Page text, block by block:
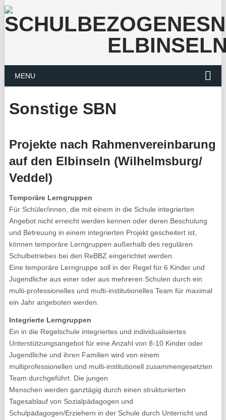
MENU
Sonstige SBN
Projekte nach Rahmenvereinbarung
auf den Elbinseln (Wilhelmsburg/
Veddel)
Temporäre Lerngruppen
Für Schüler/innen, die mit einem in die Schule integrierten
Angebot nicht erreicht werden kennen oder deren Beschulung
und Betreuung in einem integrierten Projekt gescheitert ist,
können temporäre Lerngruppen außerhalb des regulären
Schulbetriebes bei den ReBBZ eingerichtet werden.
Eine temporäre Lerngruppe soll in der Regel für 6 Kinder und
Jugendliche aus einer oder aus mehreren Schulen durch ein
multi-professionelles und multi-institutionelles Team für maximal
ein Jahr angeboten werden.
Integrierte Lerngruppen
Ein in die Regelschule integriertes und individualisiertes
Unterstützungsangebot für eine Anzahl von 8-10 Kinder oder
Jugendliche und ihren Familien wird von einem
multiprofessionellen und multi-institutionell zusammengesetzten
Team durchgeführt. Die jungen
Menschen werden ganztägig durch einen strukturierten
Tagesablauf von Sozialpädagogen und
Schulpädagogen/Erziehern in der Schule durch Unterricht und